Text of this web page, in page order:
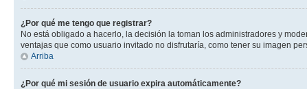
¿Por qué me tengo que registrar?
No está obligado a hacerlo, la decisión la toman los administradores y
ventajas que como usuario invitado no disfrutaría, como tener su imagen
Arriba
¿Por qué mi sesión de usuario expira automáticamente?